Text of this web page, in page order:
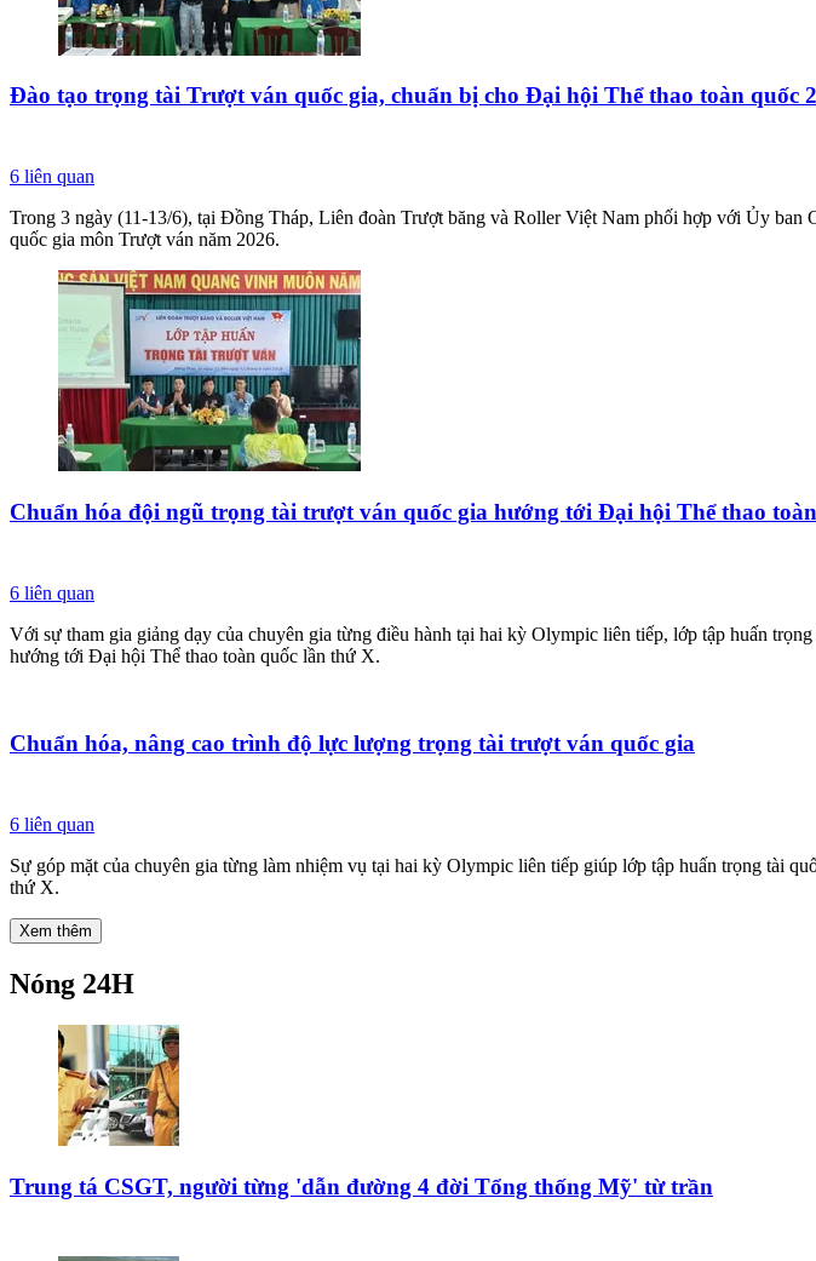
Đào tạo trọng tài Trượt ván quốc gia, chuẩn bị cho Đại hội Thể thao toàn quốc
6 liên quan
Trong 3 ngày (11-13/6), tại Đồng Tháp, Liên đoàn Trượt băng và Roller Việt Nam phối hợp với Ủy
quốc gia môn Trượt ván năm 2026.
Chuẩn hóa đội ngũ trọng tài trượt ván quốc gia hướng tới Đại hội Thể thao
6 liên quan
Với sự tham gia giảng dạy của chuyên gia từng điều hành tại hai kỳ Olympic liên tiếp, lớp tập huấn
hướng tới Đại hội Thể thao toàn quốc lần thứ X.
Chuẩn hóa, nâng cao trình độ lực lượng trọng tài trượt ván quốc gia
6 liên quan
Sự góp mặt của chuyên gia từng làm nhiệm vụ tại hai kỳ Olympic liên tiếp giúp lớp tập huấn trọng tài
thứ X.
Xem thêm
Nóng 24H
Trung tá CSGT, người từng 'dẫn đường 4 đời Tổng thống Mỹ' từ trần